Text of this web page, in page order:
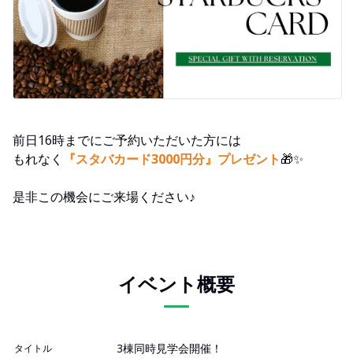
前日16時までにご予約いただいた方には
もれなく
『スタバカード3000円分』プレゼント🎁✨
是非この機会にご来場ください♪
イベント概要
タイトル 3棟同時見学会開催！